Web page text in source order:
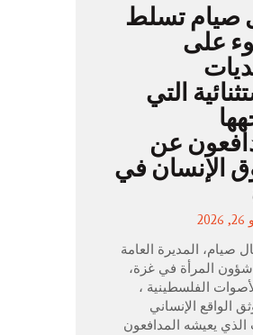
صيام تسلط
على
التي
عن
الإنسان في
صيام، المديرة العامة
المرأة في غزة،
الفلسطينية ،
الواقع الإنساني
الذي يعيشه المدافعون